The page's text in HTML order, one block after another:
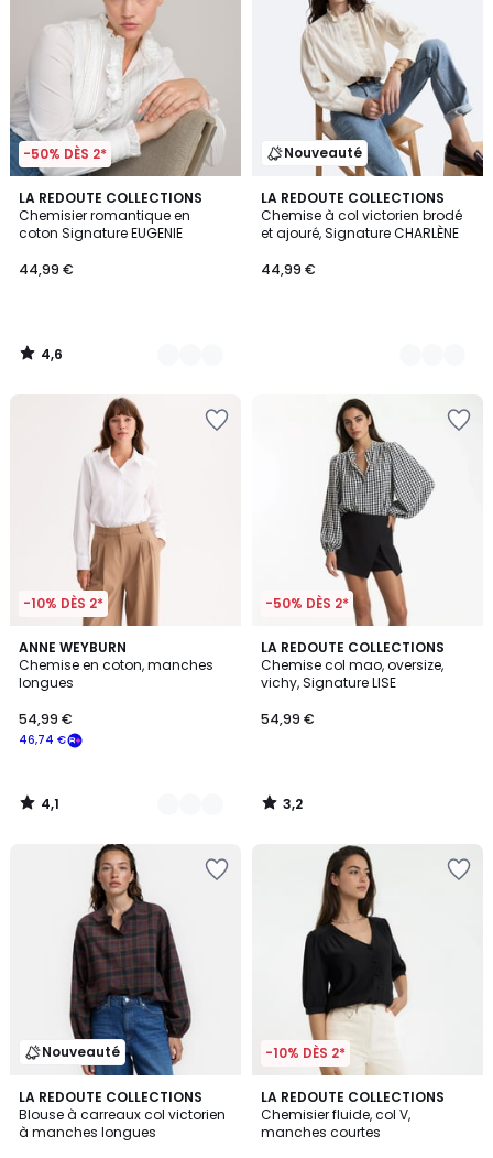
-50% DÈS 2*
LA REDOUTE COLLECTIONS
Chemisier romantique en
coton Signature EUGENIE
44,99 €
4,6
/ 5
2
Couleurs
4,6
/
Nouveauté
LA REDOUTE COLLECTIONS
Chemise à col victorien brodé
et ajouré, Signature CHARLÈNE
44,99 €
2
Couleurs
-10% DÈS 2*
ANNE WEYBURN
Chemise en coton, manches
longues
46,74 €
54,99 €
4,1
/ 5
2
Couleurs
4,1
/
-50% DÈS 2*
LA REDOUTE COLLECTIONS
Chemise col mao, oversize,
vichy, Signature LISE
54,99 €
3,2
/ 5
3,2
/
Nouveauté
LA REDOUTE COLLECTIONS
Blouse à carreaux col victorien
à manches longues
-10% DÈS 2*
LA REDOUTE COLLECTIONS
Chemisier fluide, col V,
manches courtes
3,5
/ 5